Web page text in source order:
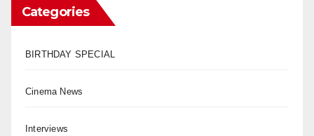
Categories
BIRTHDAY SPECIAL
Cinema News
Interviews